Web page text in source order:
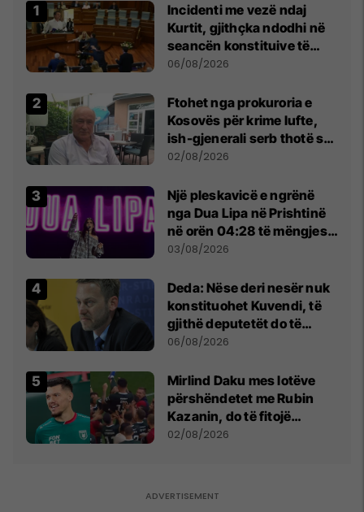
Incidenti me vezë ndaj
Kurtit, gjithçka ndodhi në
seancën konstituive të
Kuvendit
06/08/2026
Ftohet nga prokuroria e
Kosovës për krime lufte,
ish-gjenerali serb thotë se
dikush e tradhtoi në
02/08/2026
Një pleskavicë e ngrënë
nga Dua Lipa në Prishtinë
në orën 04:28 të mëngjesit
- dhe bota digjitale serbe
03/08/2026
Deda: Nëse deri nesër nuk
konstituohet Kuvendi, të
gjithë deputetët do të
bëjnë shkelje të rëndë
06/08/2026
Mirlind Daku mes lotëve
përshëndetet me Rubin
Kazanin, do të fitojë
miliona te Spartak Moska
02/08/2026